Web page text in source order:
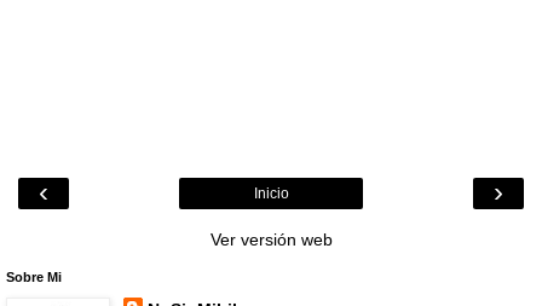
‹ ›
Inicio
Ver versión web
Sobre Mi